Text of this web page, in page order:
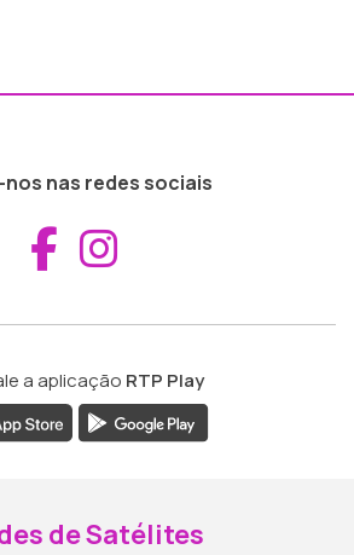
nas redes sociais
Aceder ao
a aplicação RTP Play
de Satélites